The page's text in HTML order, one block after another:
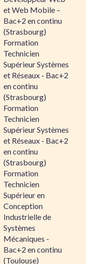
et Web Mobile –
Bac+2 en continu
(Strasbourg)
Formation
Technicien
Supérieur Systèmes
et Réseaux - Bac+2
en continu
(Strasbourg)
Formation
Technicien
Supérieur Systèmes
et Réseaux - Bac+2
en continu
(Strasbourg)
Formation
Technicien
Supérieur en
Conception
Industrielle de
Systèmes
Mécaniques -
Bac+2 en continu
(Toulouse)